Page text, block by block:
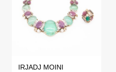
IRJADJ MOINI